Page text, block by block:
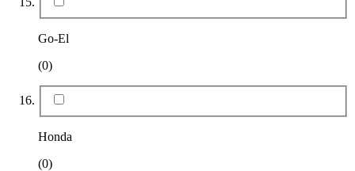
Go-El
(0)
Honda
(0)